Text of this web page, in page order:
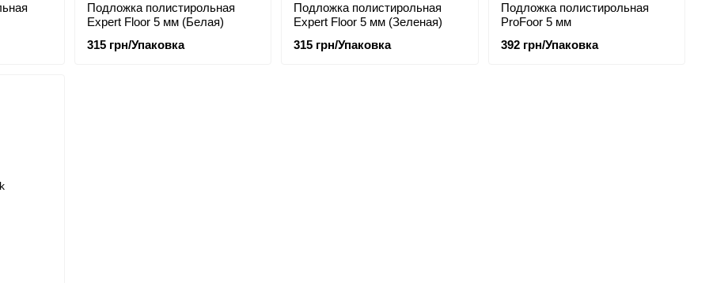
Подложка полистирольная
Expert Floor 5 мм (Белая)
315 грн/Упаковка
Подложка полистирольная
Expert Floor 5 мм (Зеленая)
315 грн/Упаковка
Подложка полистирольная
ProFoor 5 мм
392 грн/Упаковка